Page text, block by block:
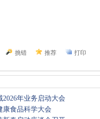
挑错 推荐 打印
年业务启动大会
康食品科学大会